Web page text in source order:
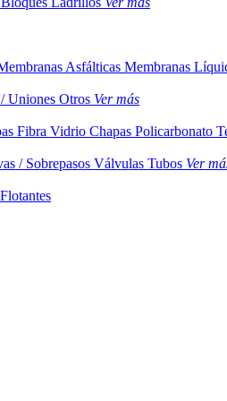
Asfálticas Membranas
Uniones Otros Ver más
Fibra Vidrio Chapas Policarbonato
/ Sobrepasos Válvulas Tubos Ver